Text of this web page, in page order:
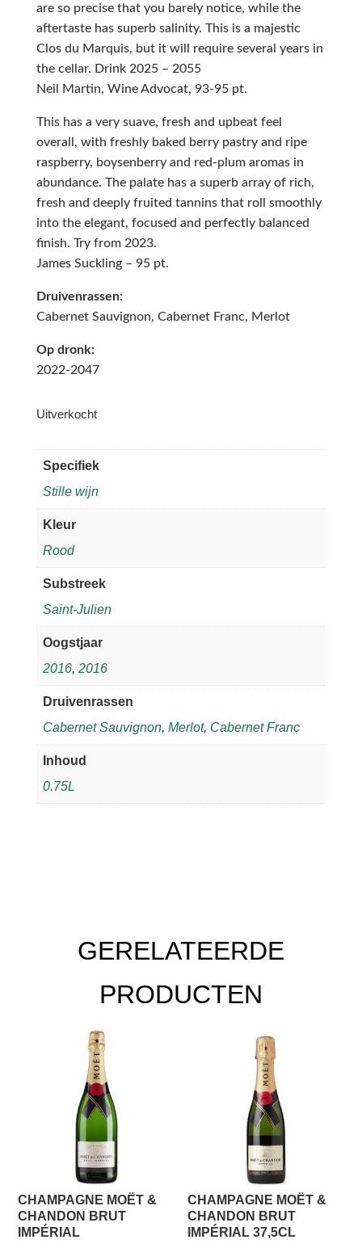
are so precise that you barely notice, while the
aftertaste has superb salinity. This is a majestic
Clos du Marquis, but it will require several years in
the cellar. Drink 2025 – 2055
Neil Martin, Wine Advocat, 93-95 pt.
This has a very suave, fresh and upbeat feel
overall, with freshly baked berry pastry and ripe
raspberry, boysenberry and red-plum aromas in
abundance. The palate has a superb array of rich,
fresh and deeply fruited tannins that roll smoothly
into the elegant, focused and perfectly balanced
finish. Try from 2023.
James Suckling – 95 pt.
Druivenrassen:
Cabernet Sauvignon, Cabernet Franc, Merlot
Op dronk:
2022-2047
Uitverkocht
Specifiek
Stille wijn
Kleur
Rood
Substreek
Saint-Julien
Oogstjaar
2016, 2016
Druivenrassen
Cabernet Sauvignon, Merlot, Cabernet Franc
Inhoud
0.75L
GERELATEERDE
PRODUCTEN
CHAMPAGNE MOËT &
CHANDON BRUT
IMPÉRIAL
CHAMPAGNE MOËT &
CHANDON BRUT
IMPÉRIAL 37,5CL